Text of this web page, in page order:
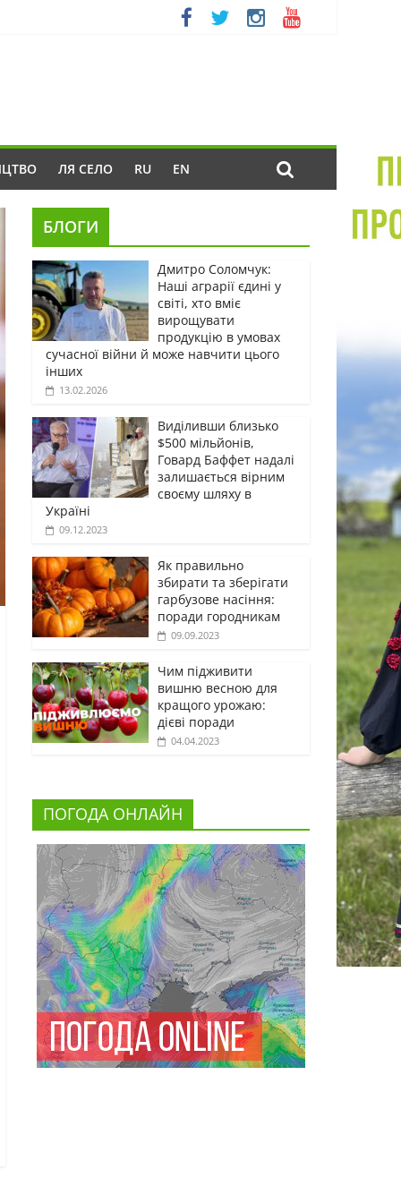
ЛЯ СЕЛО RU EN
БЛОГИ
Дмитро Соломчук:
Наші аграрії єдині у
світі, хто вміє
вирощувати
продукцію в умовах
сучасної війни й може навчити цього
інших
13.02.2026
Виділивши близько
$500 мільйонів,
Говард Баффет надалі
залишається вірним
своєму шляху в
Україні
09.12.2023
Як правильно
збирати та зберігати
гарбузове насіння:
поради городникам
09.09.2023
Чим підживити
вишню весною для
кращого урожаю:
дієві поради
04.04.2023
ПОГОДА ОНЛАЙН